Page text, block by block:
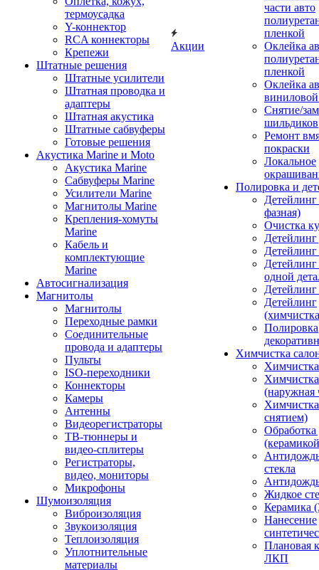
термоусадка
Y-коннектор
RCA коннекторы
Крепежи
Штатные решения
Штатные усилители
Штатная проводка и
адаптеры
Штатная акустика
Штатные сабвуферы
Готовые решения
Акустика Marine и Moto
Акустика Marine
Сабвуферы Marine
Усилители Marine
Магнитолы Marine
Крепления-хомуты
Marine
Кабель и
комплектующие
Marine
Автосигнализация
Магнитолы
Магнитолы
Переходные рамки
Соединительные
провода и адаптеры
Пульты
ISO-переходники
Коннекторы
Камеры
Антенны
Видеорегистраторы
ТВ-тюннеры и
видео-сплитеры
Регистраторы,
видео, мониторы
Микрофоны
Шумоизоляция
Виброизоляция
Звукоизоляция
Теплоизоляция
Уплотнительные
материалы
Акции
части авто
пленкой
Оклейка
пленкой
Оклейка
Снятие/
шильдиков
Ремонт
покраски
Локальное
Полировка и
фазная)
Очистка
Детейлинг
одной
Детейлинг
Полировка
Химчистка
(наружная
снятием)
Обработка
стекла
Жидкое
Керамика
Нанесение
Плановая
ЛКП